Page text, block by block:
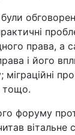
права, а
і його
міграційні
тощо.
форуму
вітальне